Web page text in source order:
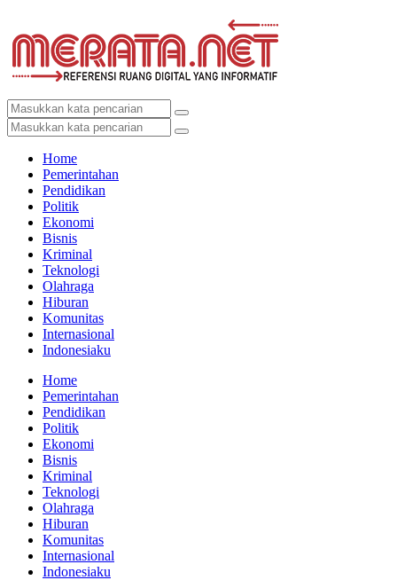
Home
Pemerintahan
Pendidikan
Politik
Ekonomi
Bisnis
Kriminal
Teknologi
Olahraga
Hiburan
Komunitas
Internasional
Indonesiaku
Home
Pemerintahan
Pendidikan
Politik
Ekonomi
Bisnis
Kriminal
Teknologi
Olahraga
Hiburan
Komunitas
Internasional
Indonesiaku